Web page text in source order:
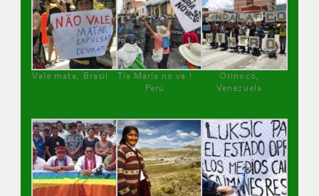
Vale mata, Brasil
Tía María no va !
Perú
Orinoco,
Venezuela